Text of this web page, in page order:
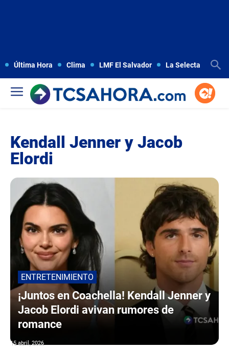
Última Hora Clima LMF El Salvador La Selecta
Kendall Jenner y Jacob
Elordi
ENTRETENIMIENTO
¡Juntos en Coachella! Kendall Jenner y
Jacob Elordi avivan rumores de
romance
15 abril, 2026